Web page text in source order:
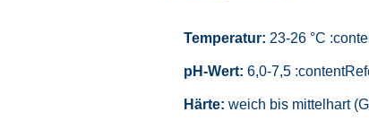
Temperatur: 23-26 °C
pH-Wert: 6,0-7,5
Härte: weich bis mittelhart